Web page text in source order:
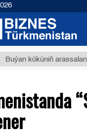
arassalanmadyk